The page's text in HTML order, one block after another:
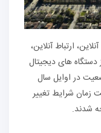
ارتباط آنلاین،
دستگاه های دیجیتال
در اوایل سال
زمان شرایط تغییر
شدند.